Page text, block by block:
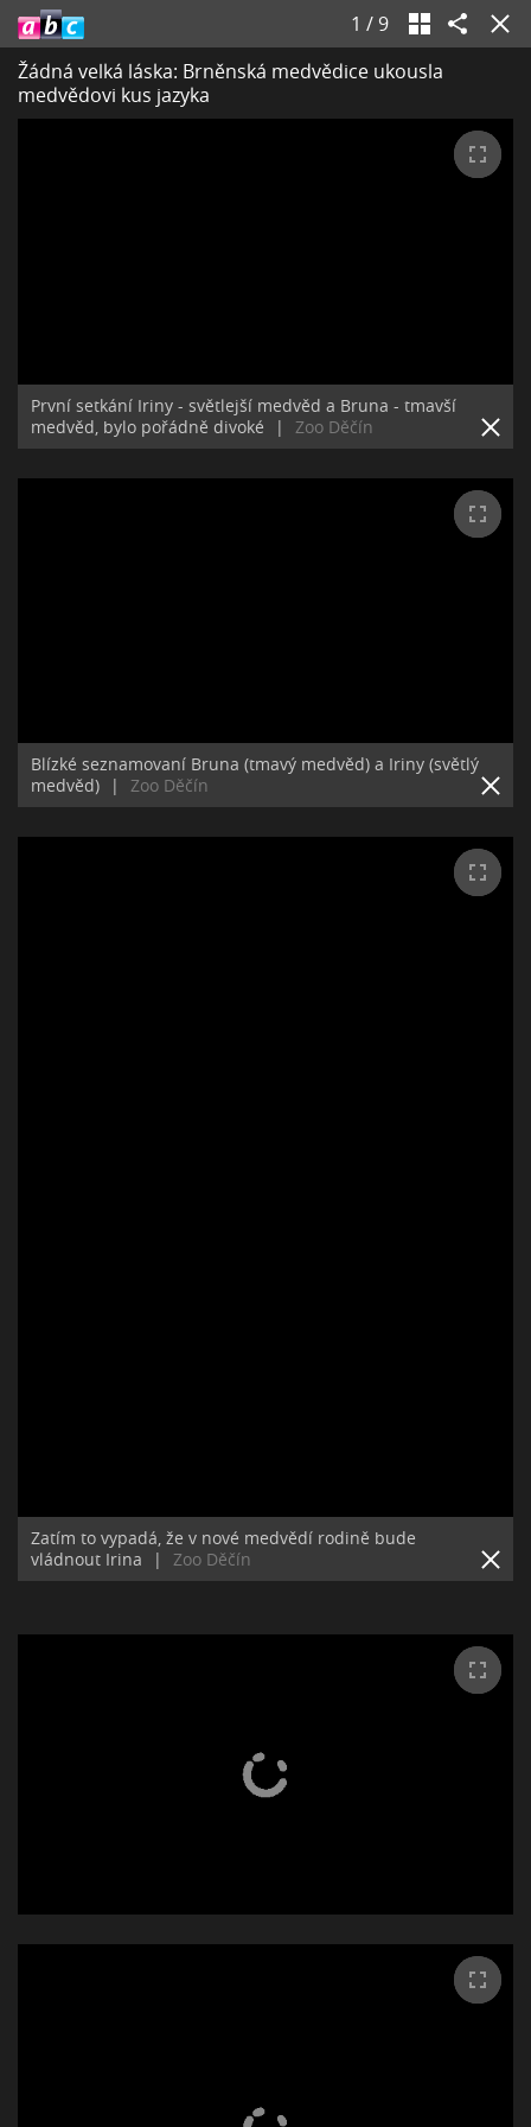
1 / 9
Žádná velká láska: Brněnská medvědice ukousla
medvědovi kus jazyka
První setkání Iriny - světlejší medvěd a Bruna - tmavší
medvěd, bylo pořádně divoké
| Zoo Děčín
Blízké seznamovaní Bruna (tmavý medvěd) a Iriny (světlý
medvěd)
| Zoo Děčín
Zatím to vypadá, že v nové medvědí rodině bude
vládnout Irina
| Zoo Děčín